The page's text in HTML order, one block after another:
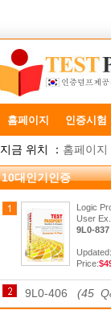
홈페이지 인증시험
지금 위치 ： 홈페이지
10대인기인증
Logic
User Ex...
9L0-837
Price:
9L0-406 (45